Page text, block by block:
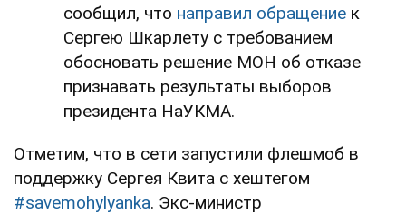
сообщил, что направил обращение к
Сергею Шкарлету с требованием
обосновать решение МОН об отказе
признавать результаты выборов
президента НаУКМА.
Отметим, что в сети запустили флешмоб в
поддержку Сергея Квита с хештегом
#savemohylyanka. Экс-министр